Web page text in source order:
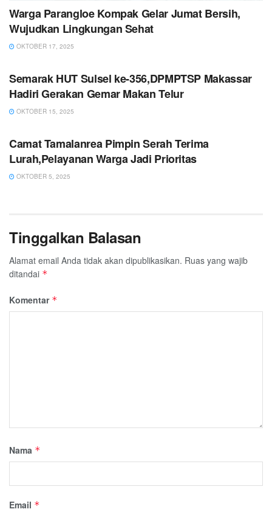
Warga Parangloe Kompak Gelar Jumat Bersih,
Wujudkan Lingkungan Sehat
OKTOBER 17, 2025
Semarak HUT Sulsel ke-356,DPMPTSP Makassar
Hadiri Gerakan Gemar Makan Telur
OKTOBER 15, 2025
Camat Tamalanrea Pimpin Serah Terima
Lurah,Pelayanan Warga Jadi Prioritas
OKTOBER 5, 2025
Tinggalkan Balasan
Alamat email Anda tidak akan dipublikasikan. Ruas yang wajib
ditandai *
Komentar *
Nama *
Email *